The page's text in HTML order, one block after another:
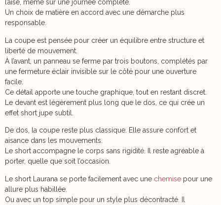
l’aise, même sur une journée complète.
Un choix de matière en accord avec une démarche plus
responsable.
La coupe est pensée pour créer un équilibre entre structure et
liberté de mouvement.
À l’avant, un panneau se ferme par trois boutons, complétés par
une fermeture éclair invisible sur le côté pour une ouverture
facile.
Ce détail apporte une touche graphique, tout en restant discret.
Le devant est légèrement plus long que le dos, ce qui crée un
effet short jupe subtil.
De dos, la coupe reste plus classique. Elle assure confort et
aisance dans les mouvements.
Le short accompagne le corps sans rigidité. Il reste agréable à
porter, quelle que soit l’occasion.
Le short Laurana se porte facilement avec une chemise pour une
allure plus habillée.
Ou avec un top simple pour un style plus décontracté. Il